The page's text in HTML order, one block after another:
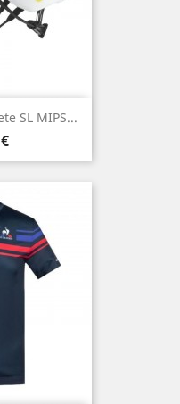
SL MIPS...